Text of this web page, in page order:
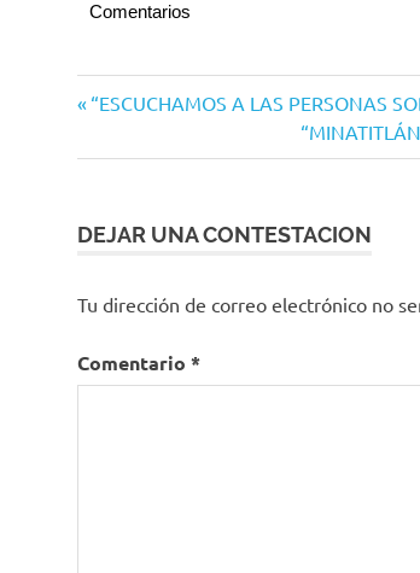
Comentarios
Navegación
de
Entrada
“ESCUCHAMOS A LAS PERSONAS
Siguiente
entrada:
DEJAR UNA CONTESTACION
Tu dirección de correo electrónico no
Comentario *